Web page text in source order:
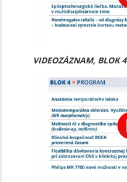
VIDEOZÁZNAM, BLOK 4